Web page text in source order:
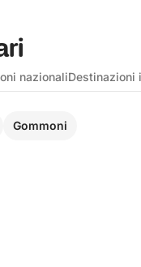
nazionaliDestinazioni
Gommoni